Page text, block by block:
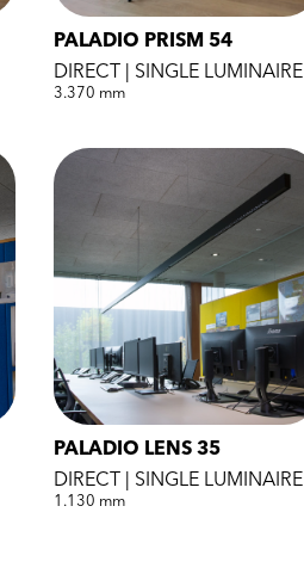
PALADIO PRISM 54
DIRECT | SINGLE LUMINAIRE
3.370 mm
PALADIO LENS 35
DIRECT | SINGLE LUMINAIRE
1.130 mm